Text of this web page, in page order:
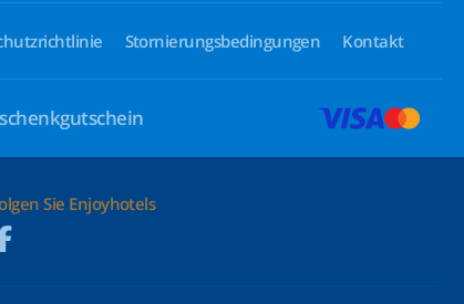
Stornierungsbedingungen Kontakt
Sie Enjoyhotels